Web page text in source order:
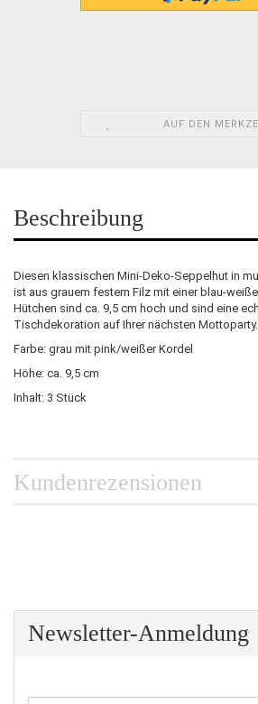
AUF DEN
Beschreibung
Diesen klassischen Mini-Deko-Seppelhut in
ist aus grauem festem Filz mit einer blau-
Hütchen sind ca. 9,5 cm hoch und sind eine
Tischdekoration auf Ihrer nächsten Mottoparty.
Farbe: grau mit pink/weißer Kordel
Höhe: ca. 9,5 cm
Inhalt: 3 Stück
Kundenrezensionen
Newsletter-Anmeldung